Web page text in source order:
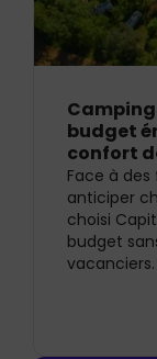
Camping
budget
confort
Face à
anticiper
choisi
budget
vacanciers.